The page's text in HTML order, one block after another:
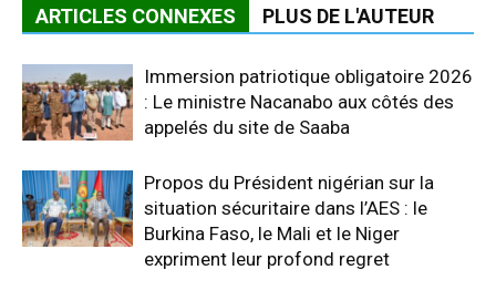
ARTICLES CONNEXES PLUS DE L'AUTEUR
Immersion patriotique obligatoire 2026
: Le ministre Nacanabo aux côtés des
appelés du site de Saaba
Propos du Président nigérian sur la
situation sécuritaire dans l’AES : le
Burkina Faso, le Mali et le Niger
expriment leur profond regret